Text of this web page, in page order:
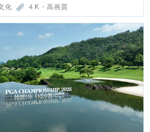
化 ４K・高画質